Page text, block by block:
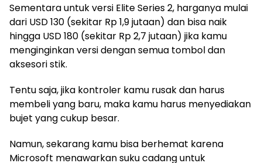
Sementara untuk versi Elite Series 2, harganya mulai
dari USD 130 (sekitar Rp 1,9 jutaan) dan bisa naik
hingga USD 180 (sekitar Rp 2,7 jutaan) jika kamu
menginginkan versi dengan semua tombol dan
aksesori stik.
Tentu saja, jika kontroler kamu rusak dan harus
membeli yang baru, maka kamu harus menyediakan
bujet yang cukup besar.
Namun, sekarang kamu bisa berhemat karena
Microsoft menawarkan suku cadang untuk